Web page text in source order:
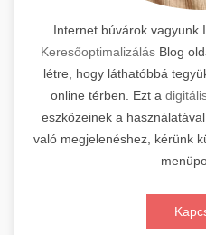
Internet búvárok
KeresőoptimalizálásBlog
létre, hogy láthatóbbá
online térben. Ezt a
eszközeinek a
való megjelenéshez, kérünk